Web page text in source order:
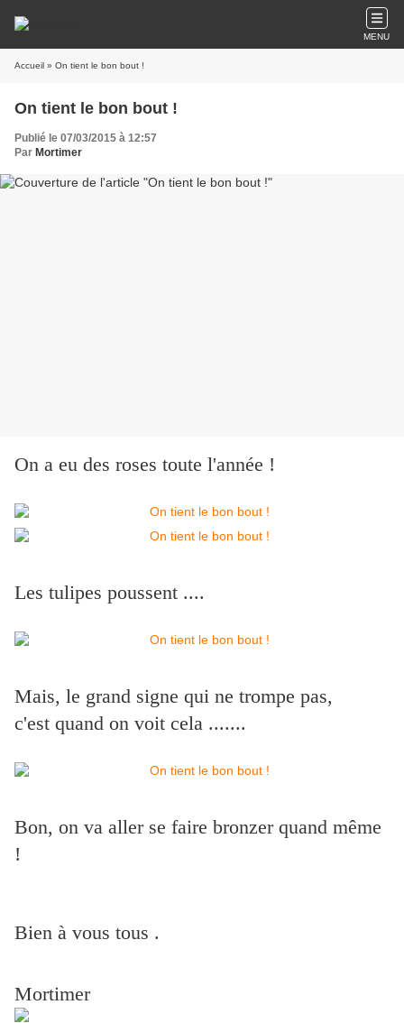
MENU
Accueil » On tient le bon bout !
On tient le bon bout !
Publié le 07/03/2015 à 12:57
Par Mortimer
On a eu des roses toute l'année !
Les tulipes poussent ....
Mais, le grand signe qui ne trompe pas,
c'est quand on voit cela .......
Bon, on va aller se faire bronzer quand même
!
Bien à vous tous .
Mortimer